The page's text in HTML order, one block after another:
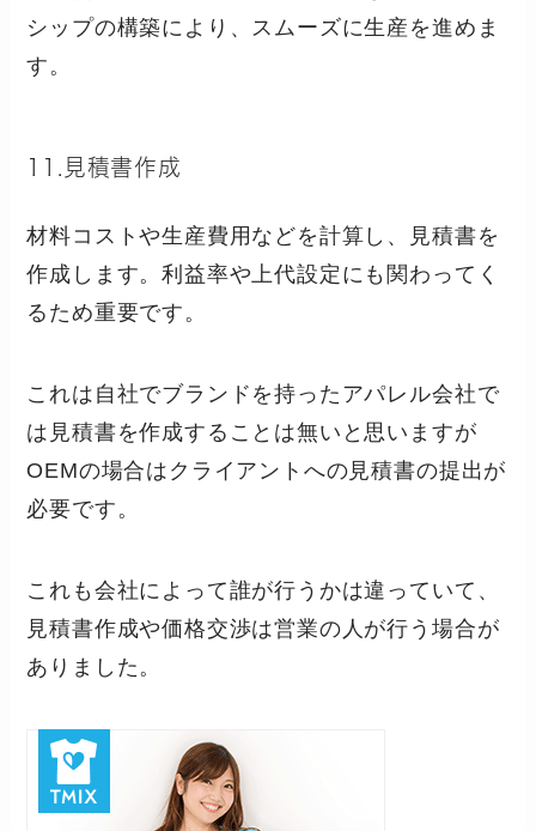
シップの構築により、スムーズに生産を進めま
す。
11.見積書作成
材料コストや生産費用などを計算し、見積書を
作成します。利益率や上代設定にも関わってく
るため重要です。
これは自社でブランドを持ったアパレル会社で
は見積書を作成することは無いと思いますが
OEMの場合はクライアントへの見積書の提出が
必要です。
これも会社によって誰が行うかは違っていて、
見積書作成や価格交渉は営業の人が行う場合が
ありました。